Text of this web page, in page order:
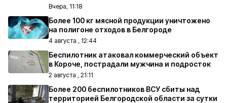
Вчера, 11:18
Более 100 кг мясной продукции уничтожено
на полигоне отходов в Белгороде
4 августа , 12:44
Беспилотник атаковал коммерческий объект
в Короче, пострадали мужчина и подросток
2 августа , 21:11
Более 200 беспилотников ВСУ сбиты над
территорией Белгородской области за сутки